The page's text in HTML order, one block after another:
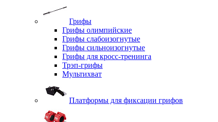
Грифы
Грифы олимпийские
Грифы слабоизогнутые
Грифы сильноизогнутые
Грифы для кросс-тренинга
Трэп-грифы
Мультихват
Платформы для фиксации грифов